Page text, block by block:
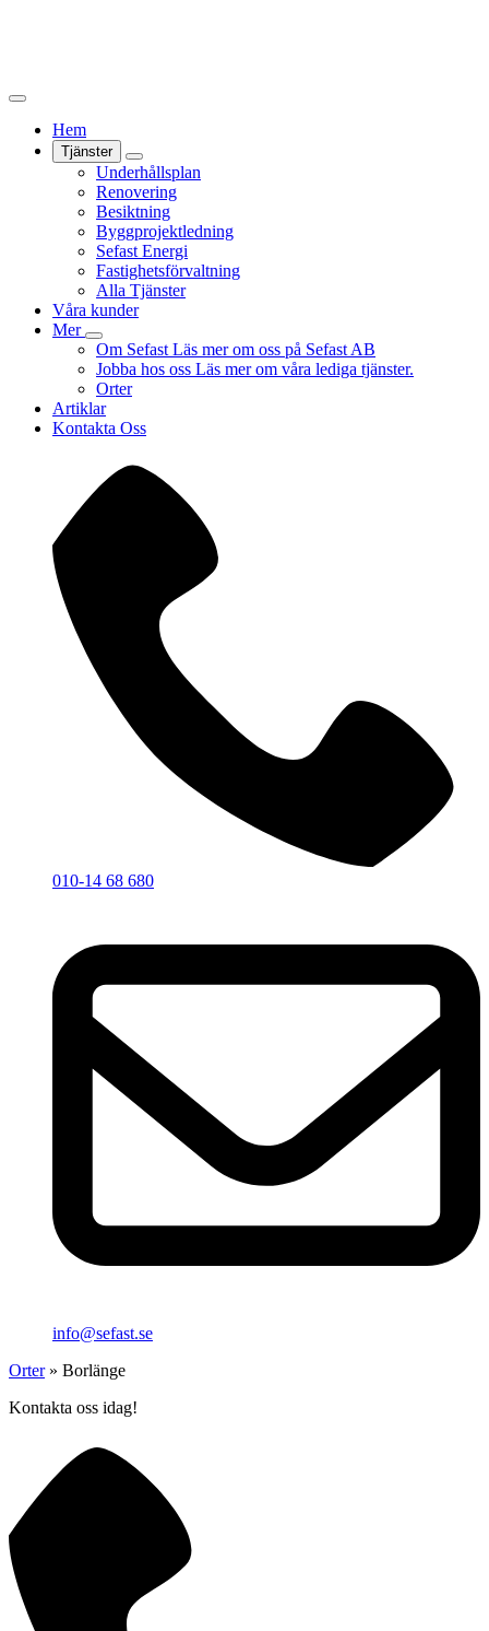
Hem
Tjänster
Underhållsplan
Renovering
Besiktning
Byggprojektledning
Sefast Energi
Fastighetsförvaltning
Alla Tjänster
Våra kunder
Mer
Om Sefast Läs mer om oss på Sefast AB
Jobba hos oss Läs mer om våra lediga tjänster.
Orter
Artiklar
Kontakta Oss
010-14 68 680
info@sefast.se
Orter» Borlänge
Kontakta oss idag!